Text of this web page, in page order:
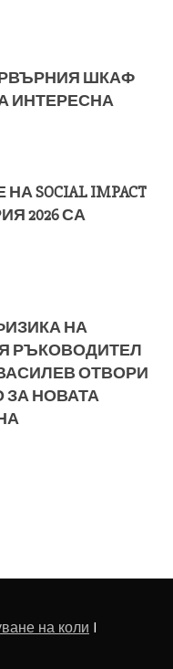
ШКАФ
ИНТЕРЕСНА
SOCIAL IMPACT
2026 СА
НА
РЪКОВОДИТЕЛ
ОТВОРИ
ЗА НОВАТА
на коли I